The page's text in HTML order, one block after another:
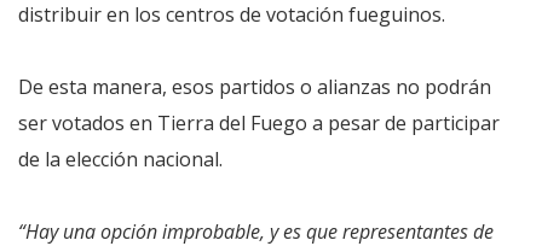
distribuir en los centros de votación fueguinos.
De esta manera, esos partidos o alianzas no podrán
ser votados en Tierra del Fuego a pesar de participar
de la elección nacional.
“Hay una opción improbable, y es que representantes de